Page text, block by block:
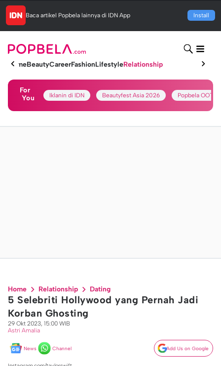
Baca artikel Popbela lainnya di IDN App Install
HomeBeautyCareerFashionLifestyleRelationship
For
You
Iklanin di IDN Beautyfest Asia 2026 Popbela OOTD
Home Relationship Dating
5 Selebriti Hollywood yang Pernah Jadi
Korban Ghosting
29 Okt 2023, 15:00 WIB
Astri Amalia
News Channel Add Us on Google